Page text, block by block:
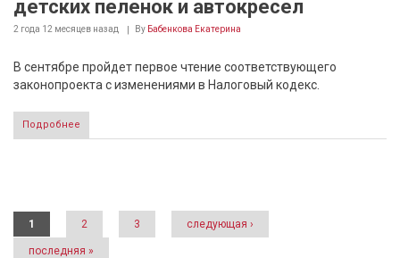
детских пеленок и автокресел
2 года 12 месяцев назад By Бабенкова Екатерина
В сентябре пройдет первое чтение соответствующего
законопроекта с изменениями в Налоговый кодекс.
Подробнее
Страницы
1 2 3 следующая ›
последняя »